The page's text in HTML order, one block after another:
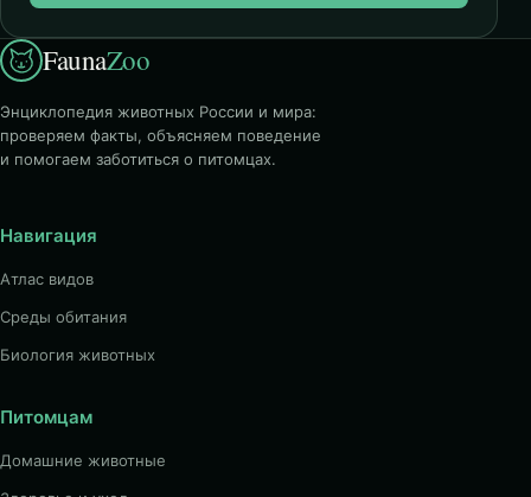
FaunaZoo
Энциклопедия животных России и мира:
проверяем факты, объясняем поведение
и помогаем заботиться о питомцах.
Навигация
Атлас видов
Среды обитания
Биология животных
Питомцам
Домашние животные